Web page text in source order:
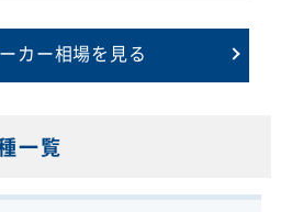
カー相場を見る
一覧